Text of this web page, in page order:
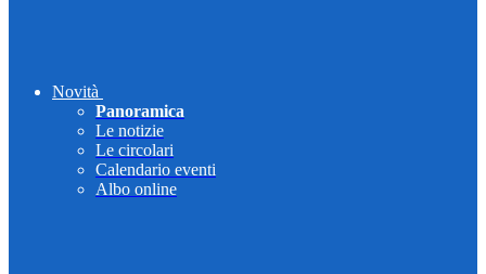
Novità
Panoramica
Le notizie
Le circolari
Calendario eventi
Albo online